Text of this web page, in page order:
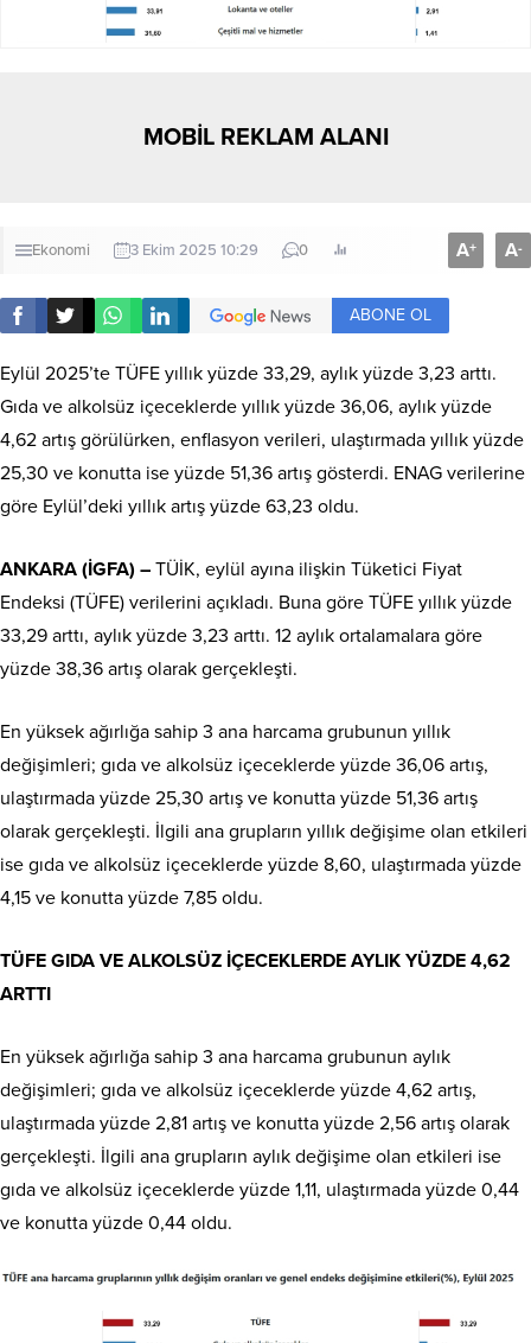
MOBİL REKLAM ALANI
Ekonomi 3 Ekim 2025 10:29 0 A+ A-
ABONE OL
Eylül 2025’te TÜFE yıllık yüzde 33,29, aylık yüzde 3,23 arttı.
Gıda ve alkolsüz içeceklerde yıllık yüzde 36,06, aylık yüzde
4,62 artış görülürken, enflasyon verileri, ulaştırmada yıllık yüzde
25,30 ve konutta ise yüzde 51,36 artış gösterdi. ENAG verilerine
göre Eylül’deki yıllık artış yüzde 63,23 oldu.
ANKARA (İGFA) – TÜİK, eylül ayına ilişkin Tüketici Fiyat
Endeksi (TÜFE) verilerini açıkladı. Buna göre TÜFE yıllık yüzde
33,29 arttı, aylık yüzde 3,23 arttı. 12 aylık ortalamalara göre
yüzde 38,36 artış olarak gerçekleşti.
En yüksek ağırlığa sahip 3 ana harcama grubunun yıllık
değişimleri; gıda ve alkolsüz içeceklerde yüzde 36,06 artış,
ulaştırmada yüzde 25,30 artış ve konutta yüzde 51,36 artış
olarak gerçekleşti. İlgili ana grupların yıllık değişime olan etkileri
ise gıda ve alkolsüz içeceklerde yüzde 8,60, ulaştırmada yüzde
4,15 ve konutta yüzde 7,85 oldu.
TÜFE GIDA VE ALKOLSÜZ İÇECEKLERDE AYLIK YÜZDE 4,62
ARTTI
En yüksek ağırlığa sahip 3 ana harcama grubunun aylık
değişimleri; gıda ve alkolsüz içeceklerde yüzde 4,62 artış,
ulaştırmada yüzde 2,81 artış ve konutta yüzde 2,56 artış olarak
gerçekleşti. İlgili ana grupların aylık değişime olan etkileri ise
gıda ve alkolsüz içeceklerde yüzde 1,11, ulaştırmada yüzde 0,44
ve konutta yüzde 0,44 oldu.